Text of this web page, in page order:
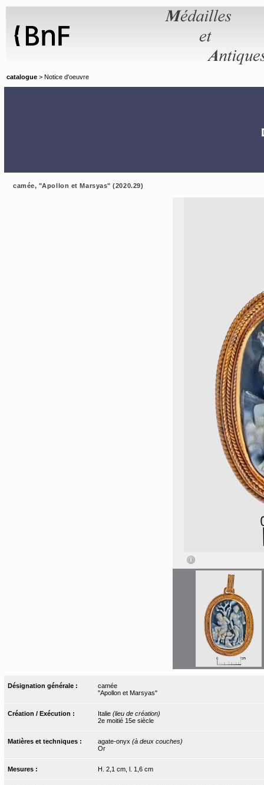
catalogue > Notice d'oeuvre
camée, "Apollon et Marsyas" (2020.29)
Désignation générale :
camée
"Apollon et Marsyas"
Création / Exécution : Italie (lieu de création)
2e moitié 15e siècle
Matières et techniques : agate-onyx (à deux couches)
Or
Mesures : H. 2,1 cm, l. 1,6 cm